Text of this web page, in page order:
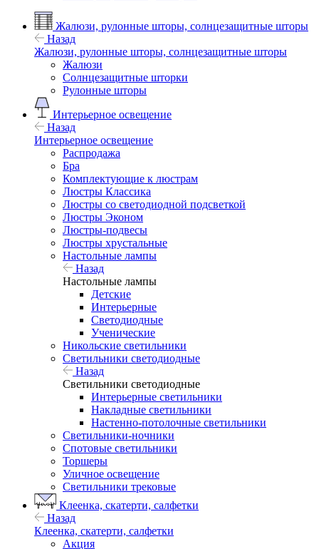
Жалюзи, рулонные шторы, солнцезащитные шторы
Назад
Жалюзи, рулонные шторы, солнцезащитные шторы
Жалюзи
Солнцезащитные шторки
Рулонные шторы
Интерьерное освещение
Назад
Интерьерное освещение
Распродажа
Бра
Комплектующие к люстрам
Люстры Классика
Люстры со светодиодной подсветкой
Люстры Эконом
Люстры-подвесы
Люстры хрустальные
Настольные лампы
Назад
Настольные лампы
Детские
Интерьерные
Светодиодные
Ученические
Никольские светильники
Светильники светодиодные
Назад
Светильники светодиодные
Интерьерные светильники
Накладные светильники
Настенно-потолочные светильники
Светильники-ночники
Спотовые светильники
Торшеры
Уличное освещение
Светильники трековые
Клеенка, скатерти, салфетки
Назад
Клеенка, скатерти, салфетки
Акция